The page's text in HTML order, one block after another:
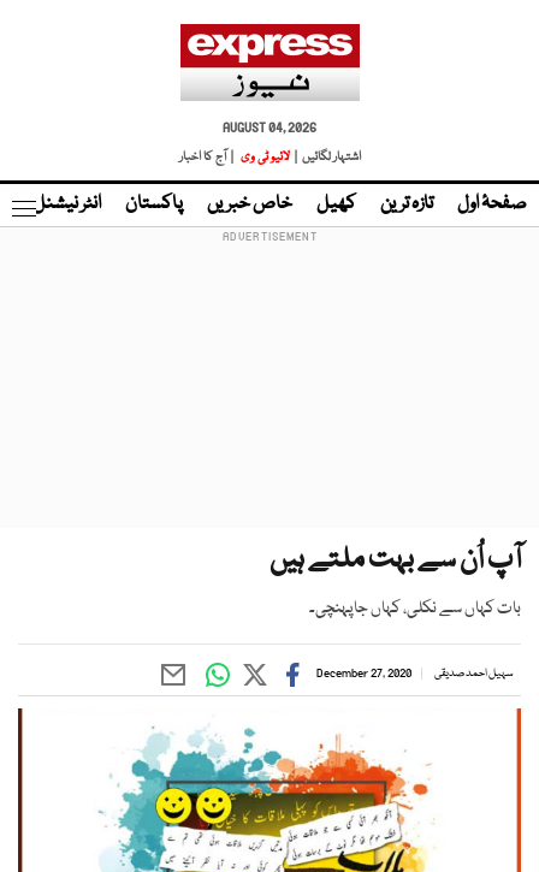
AUGUST 04, 2026
اشتہار لگائیں |
لائیو ٹی وی | آج کا اخبار
صفحۂ اول تازہ ترین کھیل خاص خبریں پاکستان انٹر نیشنل
آپ اُن سے بہت ملتے ہیں
بات کہاں سے نکلی، کہاں جاپہنچی۔
سہیل احمد صدیقی December 27, 2020